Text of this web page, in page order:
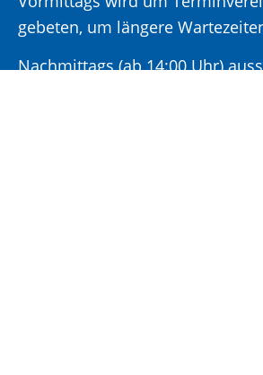
gebeten, um längere
Nachmittags (ab 14:00 Uhr)